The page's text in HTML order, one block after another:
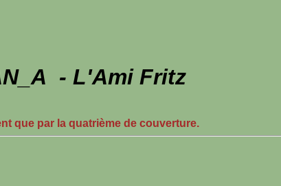
- L'Ami Fritz
que par la quatrième de couverture.